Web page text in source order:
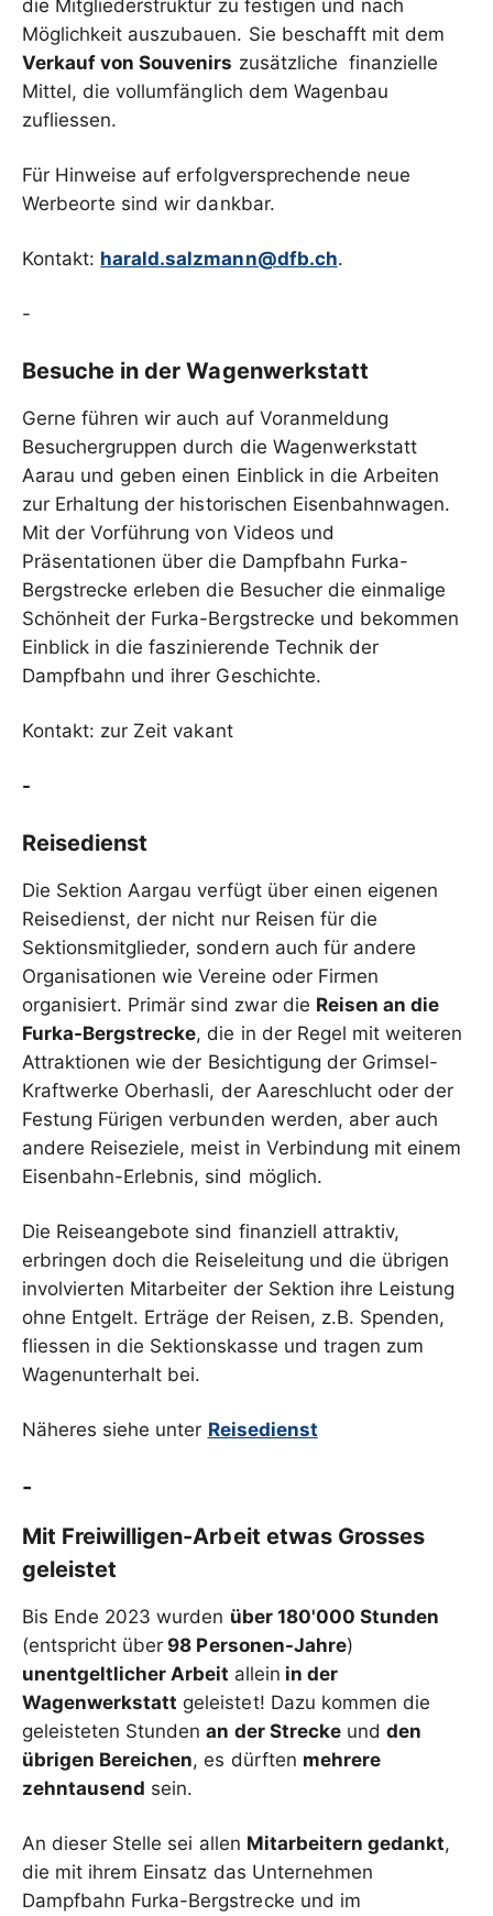
die Mitgliederstruktur zu festigen und nach
Möglichkeit auszubauen. Sie beschafft mit dem
Verkauf von Souvenirs zusätzliche finanzielle
Mittel, die vollumfänglich dem Wagenbau
zufliessen.
Für Hinweise auf erfolgversprechende neue
Werbeorte sind wir dankbar.
Kontakt: harald.salzmann@dfb.ch.
-
Besuche in der Wagenwerkstatt
Gerne führen wir auch auf Voranmeldung
Besuchergruppen durch die Wagenwerkstatt
Aarau und geben einen Einblick in die Arbeiten
zur Erhaltung der historischen Eisenbahnwagen.
Mit der Vorführung von Videos und
Präsentationen über die Dampfbahn Furka-
Bergstrecke erleben die Besucher die einmalige
Schönheit der Furka-Bergstrecke und bekommen
Einblick in die faszinierende Technik der
Dampfbahn und ihrer Geschichte.
Kontakt: zur Zeit vakant
-
Reisedienst
Die Sektion Aargau verfügt über einen eigenen
Reisedienst, der nicht nur Reisen für die
Sektionsmitglieder, sondern auch für andere
Organisationen wie Vereine oder Firmen
organisiert. Primär sind zwar die Reisen an die
Furka-Bergstrecke, die in der Regel mit weiteren
Attraktionen wie der Besichtigung der Grimsel-
Kraftwerke Oberhasli, der Aareschlucht oder der
Festung Fürigen verbunden werden, aber auch
andere Reiseziele, meist in Verbindung mit einem
Eisenbahn-Erlebnis, sind möglich.
Die Reiseangebote sind finanziell attraktiv,
erbringen doch die Reiseleitung und die übrigen
involvierten Mitarbeiter der Sektion ihre Leistung
ohne Entgelt. Erträge der Reisen, z.B. Spenden,
fliessen in die Sektionskasse und tragen zum
Wagenunterhalt bei.
Näheres siehe unter Reisedienst
-
Mit Freiwilligen-Arbeit etwas Grosses
geleistet
Bis Ende 2023 wurden über 180'000 Stunden
(entspricht über 98 Personen-Jahre)
unentgeltlicher Arbeit allein in der
Wagenwerkstatt geleistet! Dazu kommen die
geleisteten Stundenan der Streckeund den
übrigen Bereichen, es dürften mehrere
zehntausend sein.
An dieser Stelle sei allen Mitarbeitern gedankt,
die mit ihrem Einsatz das Unternehmen
Dampfbahn Furka-Bergstrecke und im